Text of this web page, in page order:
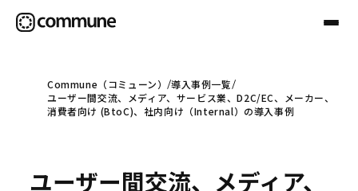
Communeについて
Commune（コミューン）
導入事例一覧
ユーザー間交流、メディア、サービス業、D2C/EC、メーカー、
消費者向け (BtoC)、社内向け（Internal）の導入事例
ユーザー間交流、メディア、